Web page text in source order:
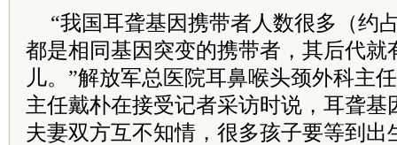
“我国耳聋基因携带者人数很多（约
都是相同基因突变的携带者，其后代就
儿。”解放军总医院耳鼻喉头颈外科主
主任戴朴在接受记者采访时说，耳聋基
夫妻双方互不知情，很多孩子要等到出